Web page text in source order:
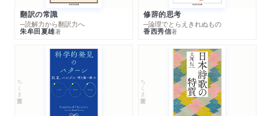
翻訳の常識
─読解力から翻訳力へ
朱牟田夏雄著
修辞的思考
─論理でとらえきれぬもの
香西秀信著
ちくま学芸文庫 ちくま学芸文庫